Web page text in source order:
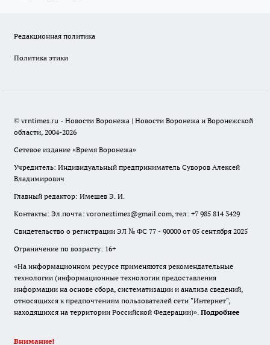
Редакционная политика
Политика этики
© vrntimes.ru - Новости Воронежа | Новости Воронежа и Воронежской
области, 2004-2026
Сетевое издание «Время Воронежа»
Учредитель: Индивидуальный предприниматель Суворов Алексей
Владимирович
Главный редактор: Имешев Э. И.
Контакты: Эл.почта: voroneztimes@gmail.com, тел: +7 985 814 3429
Свидетельство о регистрации ЭЛ № ФС 77 - 90000 от 05 сентября 2025
Ограничение по возрасту: 16+
«На информационном ресурсе применяются рекомендательные
технологии (информационные технологии предоставления
информации на основе сбора, систематизации и анализа сведений,
относящихся к предпочтениям пользователей сети "Интернет",
находящихся на территории Российской Федерации)». Подробнее
Внимание!